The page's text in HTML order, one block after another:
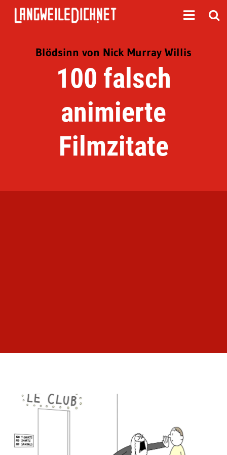
Blödsinn von Nick Murray Willis
100 falsch
animierte
Filmzitate